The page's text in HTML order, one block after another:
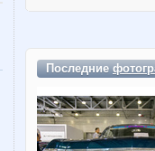
Последние